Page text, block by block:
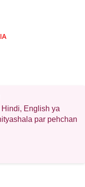
English ya
par pehchan